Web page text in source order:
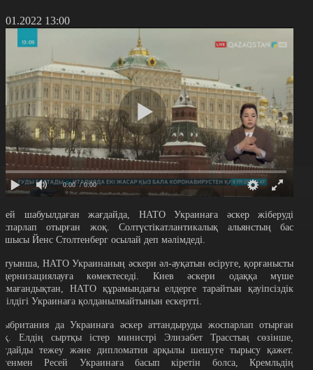
13:00
0:00 / 0:00
шабуылдаған жағдайда, НАТО Украинаға әскер жіберуді
отырған жоқ. Солтүстікатлантикалық альянстың бас
Йенс Столтенберг осылай деп мәлімдеді.
НАТО Украинаның әскери әл-ауқатын өсіруге, қорғанысты
көмектеседі. Киев әскери одаққа мүше
НАТО құрамындағы елдерге тарайтын қауіпсіздік
Украинаға қолданылмайтынын ескертті.
да Украинаға әскер аттандыруды жоспарлап отырған
Елдің сыртқы істер министрі Элизабет Трасстың сөзінше,
тежеу және дипломатия арқылы шешуге тырысу қажет.
Ресей Украинаға басып кіретін болса, Кремльдің